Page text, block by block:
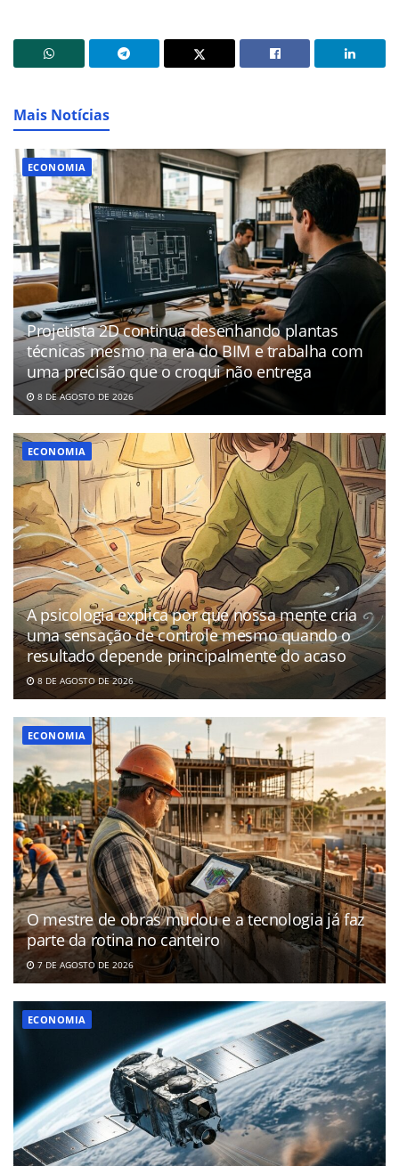
Mais Notícias
ECONOMIA
Projetista 2D continua desenhando plantas
técnicas mesmo na era do BIM e trabalha com
uma precisão que o croqui não entrega
8 DE AGOSTO DE 2026
ECONOMIA
A psicologia explica por que nossa mente cria
uma sensação de controle mesmo quando o
resultado depende principalmente do acaso
8 DE AGOSTO DE 2026
ECONOMIA
O mestre de obras mudou e a tecnologia já faz
parte da rotina no canteiro
7 DE AGOSTO DE 2026
ECONOMIA